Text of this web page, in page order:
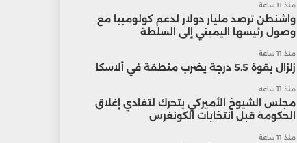
منذ 11 ساعة
واشنطن ترصد مليار دولار لدعم كولومبيا مع
وصول رئيسها اليميني إلى السلطة
منذ 11 ساعة
زلزال بقوة 5.5 درجة يضرب منطقة في ألاسكا
منذ 11 ساعة
مجلس الشيوخ الأميركي يتحرك لتفادي إغلاق
الحكومة قبل انتخابات الكونغرس
منذ 11 ساعة